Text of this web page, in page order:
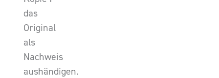
das
Original
als
Nachweis
aushändigen.